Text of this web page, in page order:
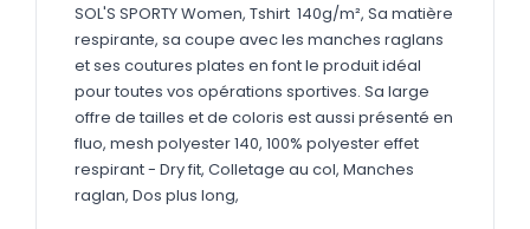
MARQUAGE TEXTILE
Tee-shirts Nouveau
Nouveau
Sweatshirts Nouveau
SOL'S SPORTY Women, Tshirt 140g/m², Sa matière
respirante, sa coupe avec les manches raglans
et ses coutures plates en font le produit idéal
pour toutes vos opérations sportives. Sa large
offre de tailles et de coloris est aussi présenté en
fluo, mesh polyester 140, 100% polyester effet
respirant - Dry fit, Colletage au col, Manches
raglan, Dos plus long,